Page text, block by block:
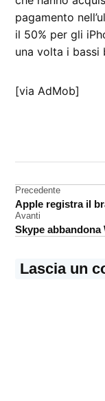
pagamento
il 50% per gli
una volta i bassi
[via AdMob]
iPod
Touch
Navigazione
articoli
Precedente
Apple registra il
Avanti
Skype
Lascia un